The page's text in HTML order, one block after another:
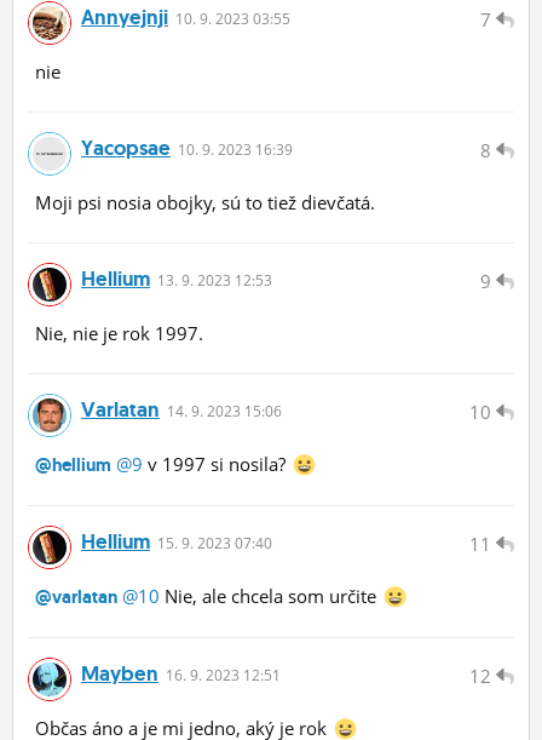
7
Annyejnji 10. 9. 2023 03:55
nie
8
Yacopsae 10. 9. 2023 16:39
Moji psi nosia obojky, sú to tiež dievčatá.
9
Hellium 13. 9. 2023 12:53
Nie, nie je rok 1997.
10
Varlatan 14. 9. 2023 15:06
@hellium @9 v 1997 si nosila?
11
Hellium 15. 9. 2023 07:40
@varlatan @10 Nie, ale chcela som určite
12
Mayben 16. 9. 2023 12:51
Občas áno a je mi jedno, aký je rok